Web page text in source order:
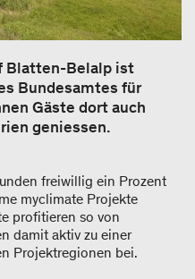
Blatten-Belalp ist
Bundesamtes für
Gäste dort auch
geniessen.
freiwillig ein Prozent
myclimate Projekte
profitieren so von
damit aktiv zu einer
Projektregionen bei.